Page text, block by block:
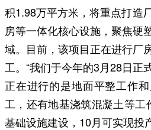
积1.98万平方米，将重点打造
房等一体化核心设施，聚焦硬
域。目前，该项目正在进行厂
工。“我们于今年的3月28日正
正在进行的是地面平整工作
工，还有地基浇筑混凝土等
基础设施建设，10月可实现投